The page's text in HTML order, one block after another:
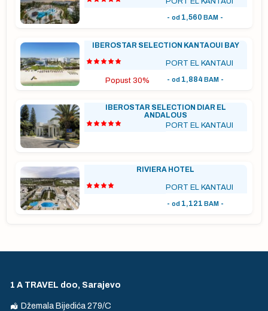
-od 1,560 BAM -
IBEROSTAR SELECTION KANTAOUI BAY
PORT EL KANTAUI
Popust 30% -od 1,884 BAM -
IBEROSTAR SELECTION DIAR EL
ANDALOUS
PORT EL KANTAUI
RIVIERA HOTEL
PORT EL KANTAUI
-od 1,121 BAM -
1 A TRAVEL doo, Sarajevo
Džemala Bijedića 279/C